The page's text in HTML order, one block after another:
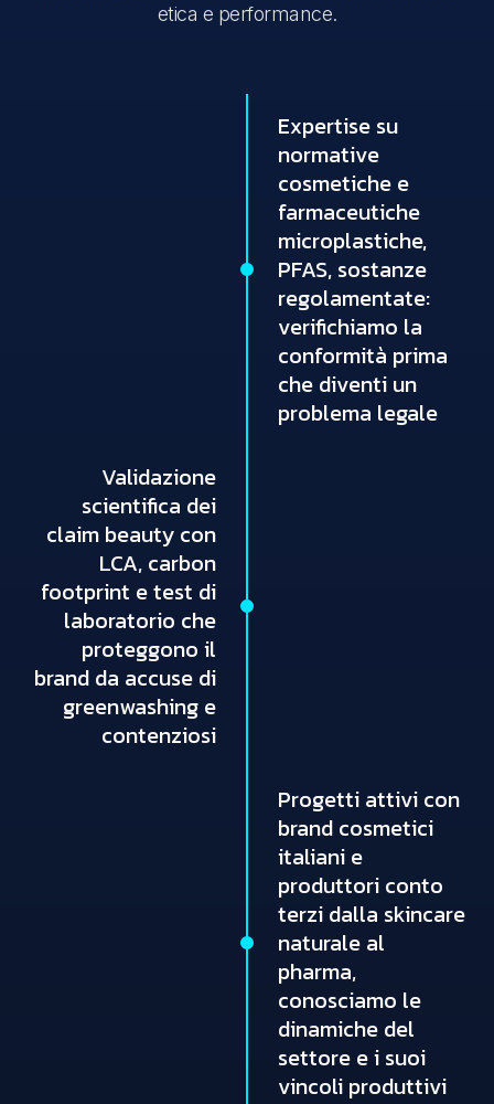
etica e performance.
Expertise su
normative
cosmetiche e
farmaceutiche
microplastiche,
PFAS, sostanze
regolamentate:
verifichiamo la
conformità prima
che diventi un
problema legale
Validazione
scientifica dei
claim beauty con
LCA, carbon
footprint e test di
laboratorio che
proteggono il
brand da accuse di
greenwashing e
contenziosi
Progetti attivi con
brand cosmetici
italiani e
produttori conto
terzi dalla skincare
naturale al
pharma,
conosciamo le
dinamiche del
settore e i suoi
vincoli produttivi